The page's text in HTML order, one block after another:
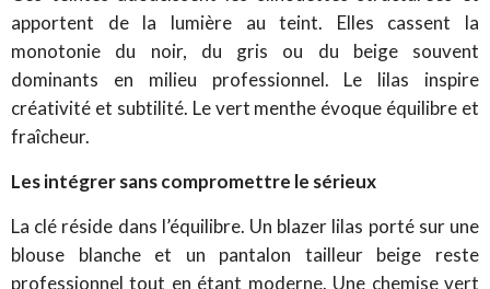
apportent de la lumière au teint. Elles cassent la
monotonie du noir, du gris ou du beige souvent
dominants en milieu professionnel. Le lilas inspire
créativité et subtilité. Le vert menthe évoque équilibre et
fraîcheur.
Les intégrer sans compromettre le sérieux
La clé réside dans l’équilibre. Un blazer lilas porté sur une
blouse blanche et un pantalon tailleur beige reste
professionnel tout en étant moderne. Une chemise vert